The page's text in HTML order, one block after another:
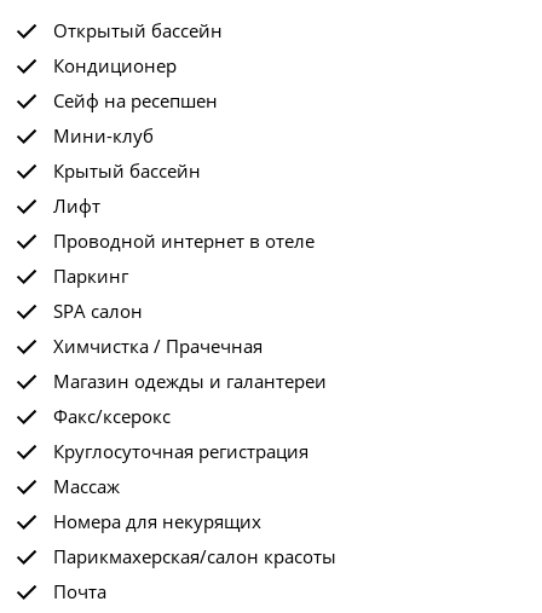
Открытый бассейн
Кондиционер
Сейф на ресепшен
Мини-клуб
Крытый бассейн
Лифт
Проводной интернет в отеле
Паркинг
SPA салон
Химчистка / Прачечная
Магазин одежды и галантереи
Факс/ксерокс
Круглосуточная регистрация
Массаж
Номера для некурящих
Парикмахерская/салон красоты
Почта